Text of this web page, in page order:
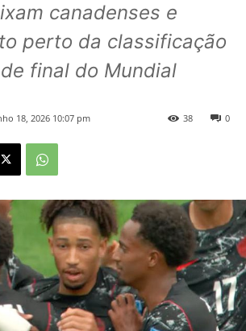
canadenses e
perto da classificação
final do Mundial
18, 2026 10:07 pm 0
38